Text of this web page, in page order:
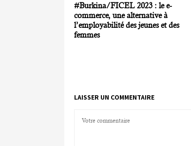
#Burkina/FICEL 2023 : le e-
commerce, une alternative à
l’employabilité des jeunes et des
femmes
LAISSER UN COMMENTAIRE